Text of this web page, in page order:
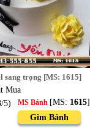
sang trọng [MS: 1615]
Mua
5)
MS Bánh [MS: 1615]
Gim Bánh